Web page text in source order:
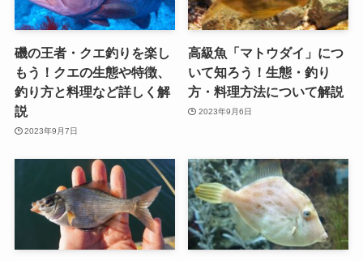
磯の王者・クエ釣りを楽し
もう！クエの生態や特徴、
釣り方と料理など詳しく解
説
2023年9月7日
高級魚「マトウダイ」につ
いて知ろう！生態・釣り
方・料理方法について解説
2023年9月6日